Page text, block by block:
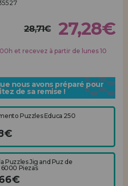
DISTRIBUTEUR
28,71€ 27,28€
et recevez à partir de lunes 10
nous avons préparé pour
de sa remise !
Puzzles Educa 250
Puzzles Jig and Puz de
Piezas